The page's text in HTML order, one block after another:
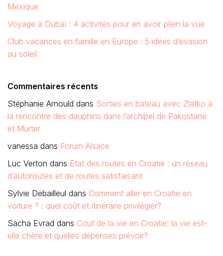
Mexique
Voyage à Dubaï : 4 activités pour en avoir plein la vue
Club vacances en famille en Europe : 5 idées d’évasion
au soleil
Commentaires récents
Stéphanie Arnould dans Sorties en bateau avec Zlatko à
la rencontre des dauphins dans l’archipel de Pakostane
et Murter
vanessa dans Forum Alsace
Luc Verton dans Etat des routes en Croatie : un réseau
d’autoroutes et de routes satisfaisant
Sylvie Debailleul dans Comment aller en Croatie en
voiture ? : quel coût et itinéraire privilégier?
Sacha Evrad dans Cout de la vie en Croatie: la vie est-
elle chère et quelles dépenses prévoir?